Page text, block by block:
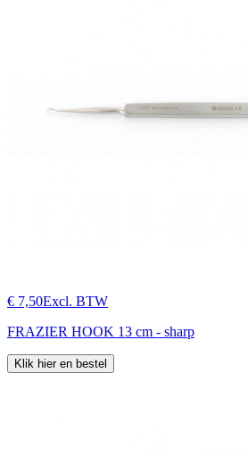
€ 7,50Excl. BTW
FRAZIER HOOK 13 cm - sharp
Klik hier en bestel